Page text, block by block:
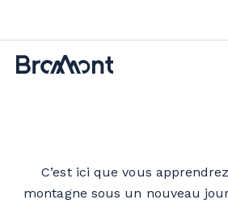
C’est ici que vous
montagne sous un nouveau